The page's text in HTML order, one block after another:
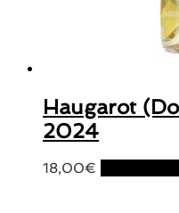
Haugarot
2024
18,00€